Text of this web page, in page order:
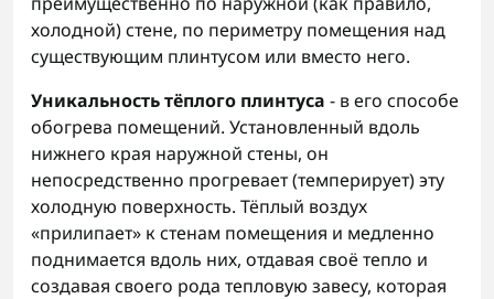
холодной) стене, по периметру помещения над
существующим плинтусом или вместо него.
Уникальность тёплого плинтуса - в его способе
обогрева помещений. Установленный вдоль
нижнего края наружной стены, он
непосредственно прогревает (темперирует) эту
холодную поверхность. Тёплый воздух
«прилипает» к стенам помещения и медленно
поднимается вдоль них, отдавая своё тепло и
создавая своего рода тепловую завесу, которая